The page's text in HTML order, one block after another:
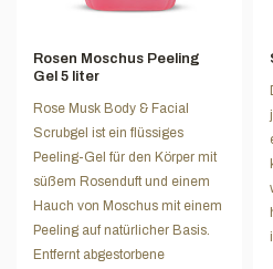
Rosen Moschus Peeling
Gel 5 liter
Rose Musk Body & Facial
Scrubgel ist ein flüssiges
Peeling-Gel für den Körper mit
süßem Rosenduft und einem
Hauch von Moschus mit einem
Peeling auf natürlicher Basis.
Entfernt abgestorbene